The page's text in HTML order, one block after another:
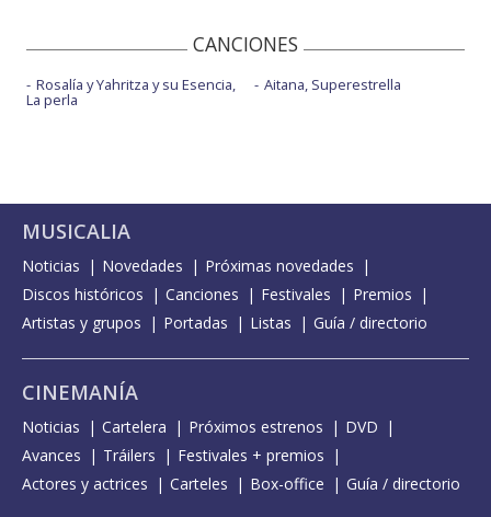
CANCIONES
Rosalía y Yahritza y su Esencia,
La perla
Aitana, Superestrella
MUSICALIA
Noticias Novedades
Próximas novedades
Discos históricos
Canciones Festivales
Premios
Artistas y grupos
Portadas Listas Guía / directorio
CINEMANÍA
Noticias Cartelera Próximos estrenos
DVD
Avances
Tráilers
Festivales + premios
Actores y actrices
Carteles Box-office Guía / directorio